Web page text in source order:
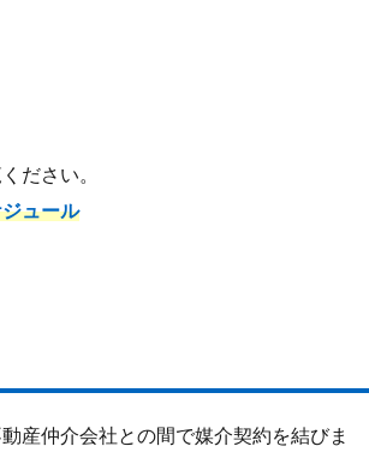
ださい。
ュール
産仲介会社との間で媒介契約を結びま